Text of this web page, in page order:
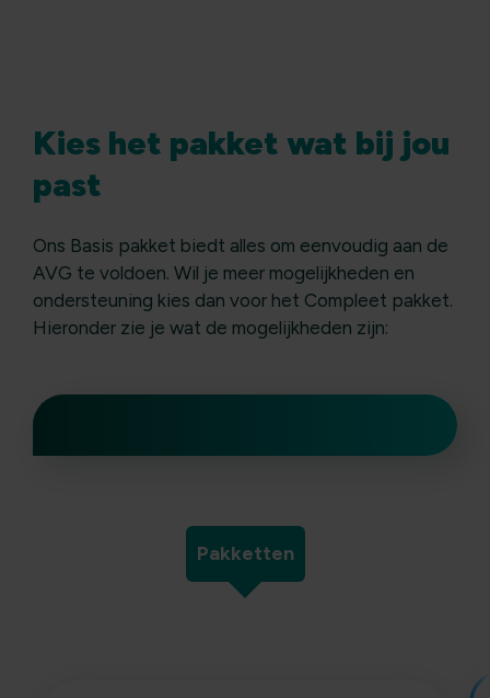
Kies het pakket wat bij jou
past
Ons Basis pakket biedt alles om eenvoudig aan de
AVG te voldoen. Wil je meer mogelijkheden en
ondersteuning kies dan voor het Compleet pakket.
Hieronder zie je wat de mogelijkheden zijn:
Pakketten